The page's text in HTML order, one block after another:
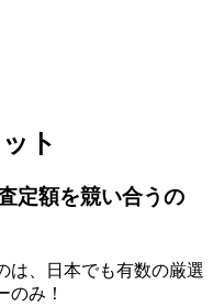
ト
定額を競い合うの
は、日本でも有数の厳選
のみ！